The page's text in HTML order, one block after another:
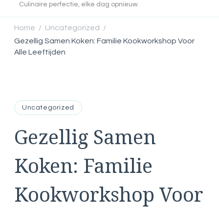
Culinaire perfectie, elke dag opnieuw.
Home / Uncategorized
/
Gezellig Samen Koken: Familie Kookworkshop Voor
Alle Leeftijden
Uncategorized
Gezellig Samen
Koken: Familie
Kookworkshop Voor